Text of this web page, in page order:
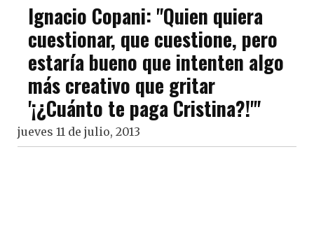
Ignacio Copani: "Quien quiera
cuestionar, que cuestione, pero
estaría bueno que intenten algo
más creativo que gritar
'¡¿Cuánto te paga Cristina?!'"
jueves 11 de julio, 2013